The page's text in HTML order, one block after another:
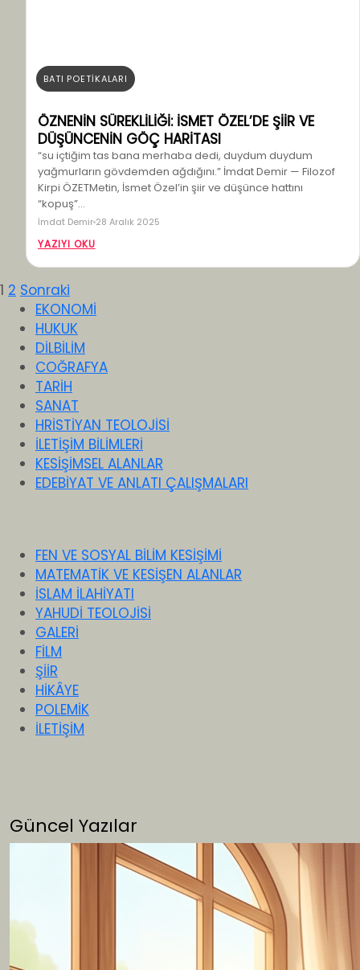
BATI POETİKALARI
ÖZNENİN SÜREKLİLİĞİ: İSMET ÖZEL’DE ŞİİR VE
DÜŞÜNCENİN GÖÇ HARİTASI
“su içtiğim tas bana merhaba dedi, duydum duydum
yağmurların gövdemden ağdığını.” İmdat Demir — Filozof
Kirpi ÖZETMetin, İsmet Özel’in şiir ve düşünce hattını
“kopuş”…
İmdat Demir 28 Aralık 2025
YAZIYI OKU
Yazı
sayfalandırması
1 2 Sonraki
EKONOMİ
HUKUK
DİLBİLİM
COĞRAFYA
TARİH
SANAT
HRİSTİYAN TEOLOJİSİ
İLETİŞİM BİLİMLERİ
KESİŞİMSEL ALANLAR
EDEBİYAT VE ANLATI ÇALIŞMALARI
FEN VE SOSYAL BİLİM KESİŞİMİ
MATEMATİK VE KESİŞEN ALANLAR
İSLAM İLAHİYATI
YAHUDİ TEOLOJİSİ
GALERİ
FİLM
ŞİİR
HİKÂYE
POLEMİK
İLETİŞİM
Güncel Yazılar